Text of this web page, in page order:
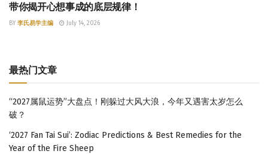
带你揭开心想事成的底层规律！
BY 李氏易学主编 July 14, 2026
最热门文章
“2027属鼠运势”大盘点！刚躲过大风大浪，今年又遇害太岁怎么
破？
‘2027 Fan Tai Sui’: Zodiac Predictions & Best Remedies for the
Year of the Fire Sheep